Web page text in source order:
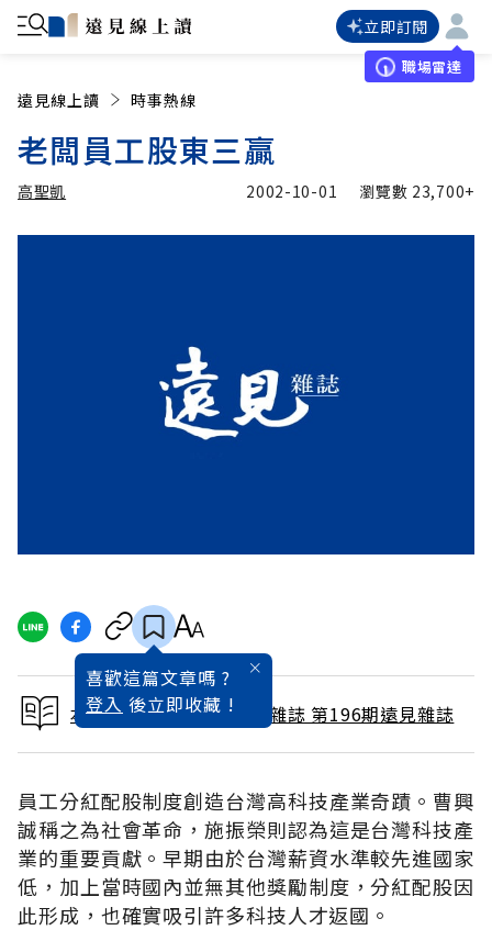
立即訂閱
職場雷達
遠見線上讀 時事熱線
老闆員工股東三贏
高聖凱 2002-10-01 瀏覽數 23,700+
喜歡這篇文章嗎 ?
登入 後立即收藏 !
本文出自 2002 / 10月號雜誌 第196期遠見雜誌
員工分紅配股制度創造台灣高科技產業奇蹟。曹興
誠稱之為社會革命，施振榮則認為這是台灣科技產
業的重要貢獻。早期由於台灣薪資水準較先進國家
低，加上當時國內並無其他獎勵制度，分紅配股因
此形成，也確實吸引許多科技人才返國。